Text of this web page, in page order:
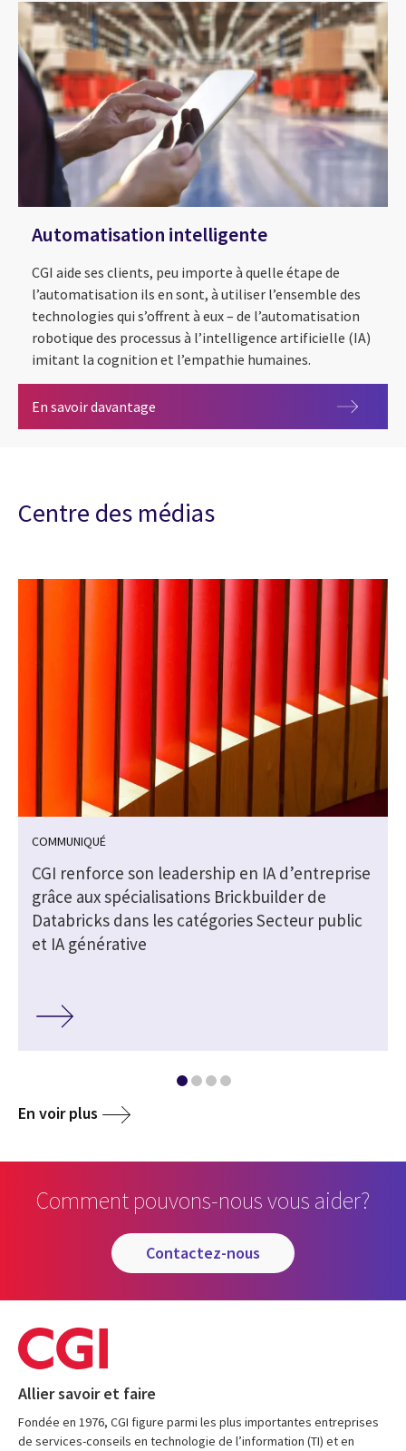
Automatisation intelligente
CGI aide ses clients, peu importe à quelle étape de
l’automatisation ils en sont, à utiliser l’ensemble des
technologies qui s’offrent à eux – de l’automatisation
robotique des processus à l’intelligence artificielle (IA)
imitant la cognition et l’empathie humaines.
En savoir davantage
Centre des médias
COMMUNIQUÉ
CGI renforce son leadership en IA d’entreprise
grâce aux spécialisations Brickbuilder de
Databricks dans les catégories Secteur public
et IA générative
En voir plus
Comment pouvons-nous vous aider?
contactez-nous
Allier savoir et faire
Fondée en 1976, CGI figure parmi les plus importantes entreprises
de services-conseils en technologie de l’information (TI) et en